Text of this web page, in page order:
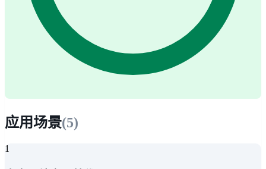
应用场景(5)
1